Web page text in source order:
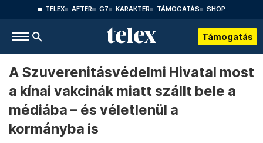
TELEX AFTER G7 KARAKTER TÁMOGATÁS SHOP
Támogatás
A Szuverenitásvédelmi Hivatal most
a kínai vakcinák miatt szállt bele a
médiába – és véletlenül a
kormányba is